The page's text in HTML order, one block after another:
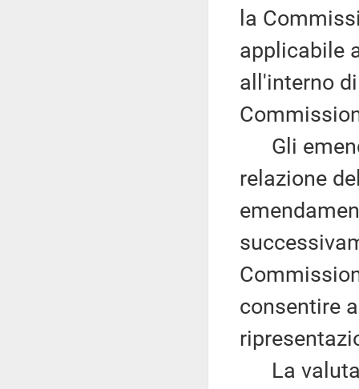
la
applicabile
all'interno
Gli
relazione
consentire
La